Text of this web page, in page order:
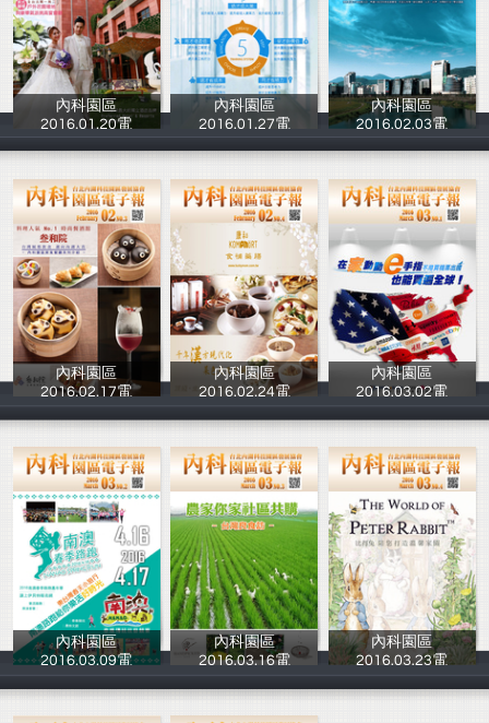
內科園區
2016.01.20電
台北內湖科技園
內科園區
2016.01.27電
台北內湖科技園
內科園區
2016.02.03電
台北內湖科技園
內科園區
2016.02.17電
台北內湖科技園
內科園區
2016.02.24電
台北內湖科技園
內科園區
2016.03.02電
台北內湖科技園
內科園區
2016.03.09電
台北內湖科技園
內科園區
2016.03.16電
台北內湖科技園
內科園區
2016.03.23電
台北內湖科技園